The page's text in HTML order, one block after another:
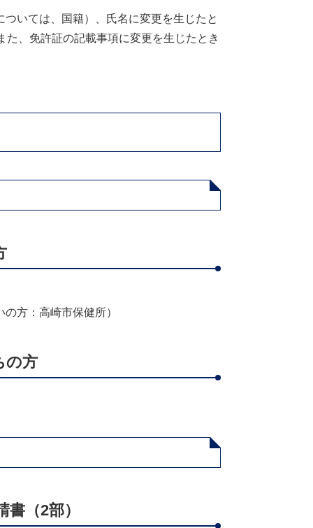
いては、国籍）、氏名に変更を生じたと
、免許証の記載事項に変更を生じたとき
方：高崎市保健所）
の方
（2部）